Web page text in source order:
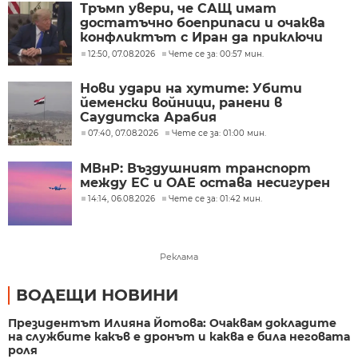
Тръмп увери, че САЩ имат
достатъчно боеприпаси и очаква
конфликтът с Иран да приключи
скоро
12:50, 07.08.2026 Чете се за: 00:57 мин.
Нови удари на хутите: Убити
йеменски войници, ранени в
Саудитска Арабия
07:40, 07.08.2026 Чете се за: 01:00 мин.
МВнР: Въздушният транспорт
между ЕС и ОАЕ остава несигурен
14:14, 06.08.2026 Чете се за: 01:42 мин.
Реклама
ВОДЕЩИ НОВИНИ
Президентът Илияна Йотова: Очаквам докладите
на службите какъв е дронът и каква е била неговата
роля